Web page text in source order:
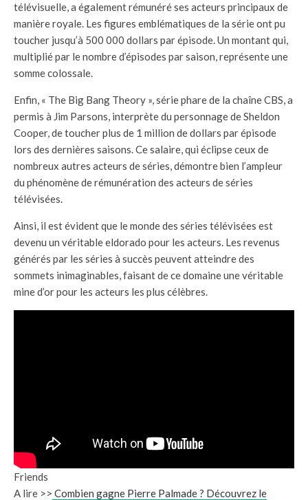
télévisuelle, a également rémunéré ses acteurs principaux de
manière royale. Les figures emblématiques de la série ont pu
toucher jusqu’à 500 000 dollars par épisode. Un montant qui,
multiplié par le nombre d’épisodes par saison, représente une
somme colossale.
Enfin, « The Big Bang Theory », série phare de la chaîne CBS, a
permis à Jim Parsons, interprète du personnage de Sheldon
Cooper, de toucher plus de 1 million de dollars par épisode
lors des dernières saisons. Ce salaire, qui éclipse ceux de
nombreux autres acteurs de séries, démontre bien l’ampleur
du phénomène de rémunération des acteurs de séries
télévisées.
Ainsi, il est évident que le monde des séries télévisées est
devenu un véritable eldorado pour les acteurs. Les revenus
générés par les séries à succès peuvent atteindre des
sommets inimaginables, faisant de ce domaine une véritable
mine d’or pour les acteurs les plus célèbres.
Friends
A lire >> Combien gagne Pierre Palmade ? Découvrez le